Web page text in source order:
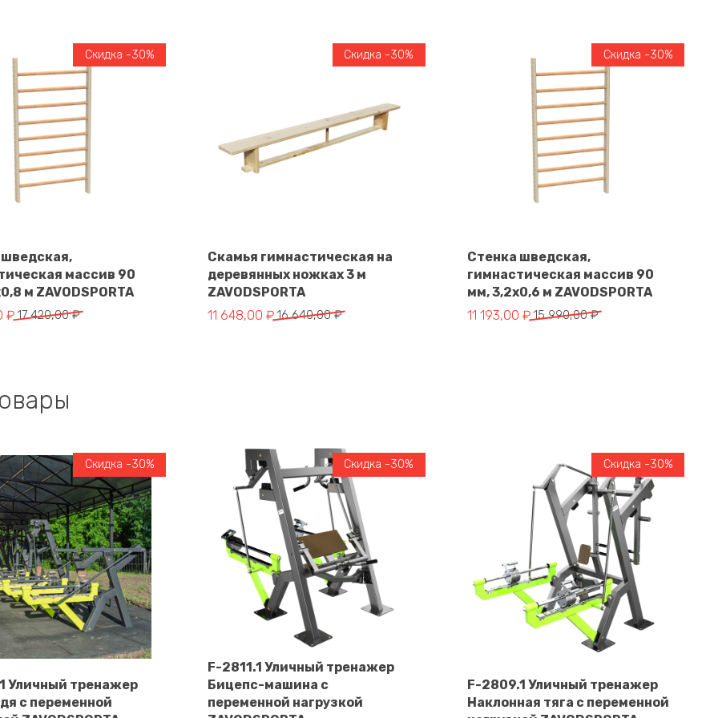
В корзину
Скидка -30%
массив 90
м ZAVODSPORTA
17 420,00₽
цена составляла 17 420,00 ₽.
₽ 12 194,00 ₽.
В корзину
Скидка -30%
Скамья гимнастическая на
деревянных ножках 3 м
ZAVODSPORTA
16 640,00₽
Первоначальная цена составляла 16 640,00 ₽.
11 648,00 ₽
Текущая цена: 11 648,00 ₽.
В корзину
Скидка -30%
Стенка шведская,
гимнастическая массив 90
мм, 3,2х0,6 м ZAVODSPORTA
15 990,00₽
Первоначальная цена составляла 15
11 193,00 ₽
Текущая цена: 11 193,00 ₽.
В корзину
Скидка -30%
Уличный тренажер
с переменной
В корзину
Скидка -30%
F-2811.1 Уличный тренажер
Бицепс-машина с
переменной нагрузкой
В корзину
Скидка -30%
F-2809.1 Уличный тренажер
Наклонная тяга с переменной